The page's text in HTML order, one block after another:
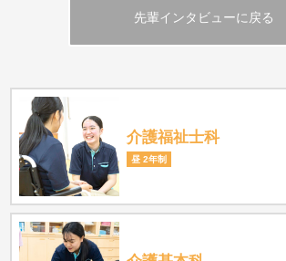
先輩インタビューに戻る
介護福祉士科
昼 2年制